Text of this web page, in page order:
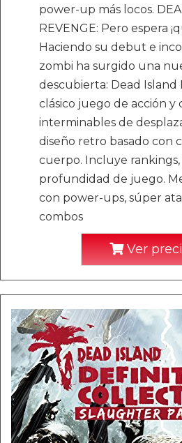
power-up más locos.
REVENGE: Pero espera
Haciendo su debut e
zombi ha surgido una
descubierta: Dead
clásico juego de acción y
interminables de
diseño retro basado con
cuerpo. Incluye
profundidad de juego.
con power-ups, súper
combos
Ver